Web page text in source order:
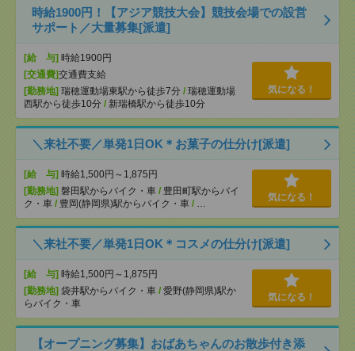
時給1900円！【アジア競技大会】競技会場での設営
サポート／大量募集[派遣]
[給 与] 時給1900円
[交通費]交通費支給
[勤務地] 瑞穂運動場東駅から徒歩7分 / 瑞穂運動場
西駅から徒歩10分 / 新瑞橋駅から徒歩10分
気になる！
＼来社不要／単発1日OK＊お菓子の仕分け[派遣]
[給 与] 時給1,500円～1,875円
[勤務地] 磐田駅からバイク・車 / 豊田町駅からバイ
ク・車 / 豊岡(静岡県)駅からバイク・車 / …
気になる！
＼来社不要／単発1日OK＊コスメの仕分け[派遣]
[給 与] 時給1,500円～1,875円
[勤務地] 袋井駅からバイク・車 / 愛野(静岡県)駅か
らバイク・車
気になる！
【オープニング募集】おばあちゃんのお散歩付き添